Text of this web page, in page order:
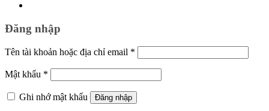
Đăng nhập
Tên tài khoản hoặc địa chỉ email *
buộc
Mật khẩu *
buộc
Ghi nhớ mật khẩu
Đăng nhập